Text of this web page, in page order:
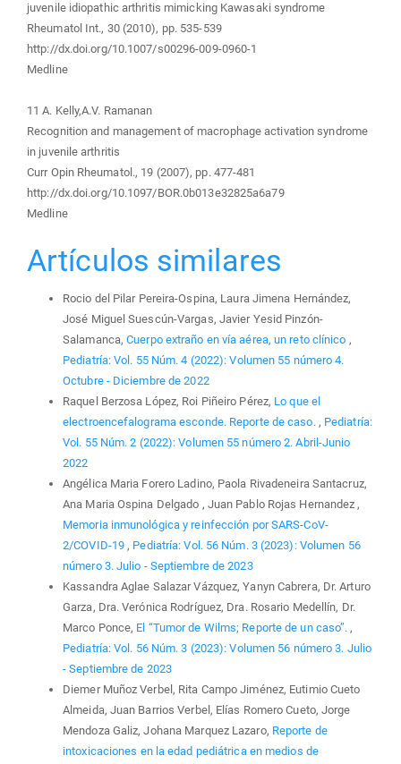
juvenile idiopathic arthritis mimicking Kawasaki syndrome
Rheumatol Int., 30 (2010), pp. 535-539
http://dx.doi.org/10.1007/s00296-009-0960-1
Medline
11 A. Kelly,A.V. Ramanan
Recognition and management of macrophage activation syndrome
in juvenile arthritis
Curr Opin Rheumatol., 19 (2007), pp. 477-481
http://dx.doi.org/10.1097/BOR.0b013e32825a6a79
Medline
Artículos similares
Rocio del Pilar Pereira-Ospina, Laura Jimena Hernández,
José Miguel Suescún-Vargas, Javier Yesid Pinzón-
Salamanca,Cuerpo extraño en vía aérea, un reto clínico ,
Pediatría: Vol. 55 Núm. 4 (2022): Volumen 55 número 4.
Octubre - Diciembre de 2022
Raquel Berzosa López, Roi Piñeiro Pérez, Lo que el
electroencefalograma esconde. Reporte de caso. , Pediatría:
Vol. 55 Núm. 2 (2022): Volumen 55 número 2. Abril-Junio
2022
Angélica Maria Forero Ladino, Paola Rivadeneira Santacruz,
Ana Maria Ospina Delgado , Juan Pablo Rojas Hernandez ,
Memoria inmunológica y reinfección por SARS-CoV-
2/COVID-19 , Pediatría: Vol. 56 Núm. 3 (2023): Volumen 56
número 3. Julio - Septiembre de 2023
Kassandra Aglae Salazar Vázquez, Yanyn Cabrera, Dr. Arturo
Garza, Dra. Verónica Rodríguez, Dra. Rosario Medellín, Dr.
Marco Ponce, El “Tumor de Wilms; Reporte de un caso”. ,
Pediatría: Vol. 56 Núm. 3 (2023): Volumen 56 número 3. Julio
- Septiembre de 2023
Diemer Muñoz Verbel, Rita Campo Jiménez, Eutimio Cueto
Almeida, Juan Barrios Verbel, Elías Romero Cueto, Jorge
Mendoza Galiz, Johana Marquez Lazaro, Reporte de
intoxicaciones en la edad pediátrica en medios de